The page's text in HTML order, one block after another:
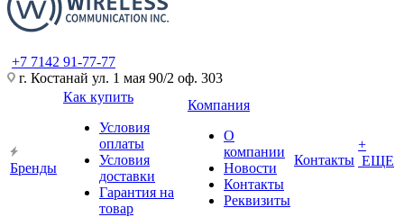
+7 7142 91-77-77
г. Костанай ул. 1 мая 90/2 оф. 303
Бренды
Как купить
Условия
оплаты
Условия
доставки
Гарантия на
товар
Компания
О
компании
Новости
Контакты
Реквизиты
Контакты
+
ЕЩЕ